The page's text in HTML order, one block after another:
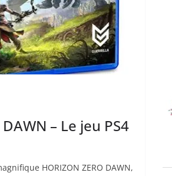
– Le jeu PS4
HORIZON ZERO DAWN,